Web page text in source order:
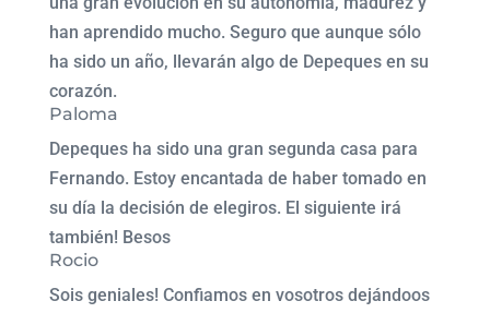
han aprendido mucho. Seguro que aunque sólo
ha sido un año, llevarán algo de Depeques en su
corazón.
Paloma
Depeques ha sido una gran segunda casa para
Fernando. Estoy encantada de haber tomado en
su día la decisión de elegiros. El siguiente irá
también! Besos
Rocio
Sois geniales! Confiamos en vosotros dejándoos